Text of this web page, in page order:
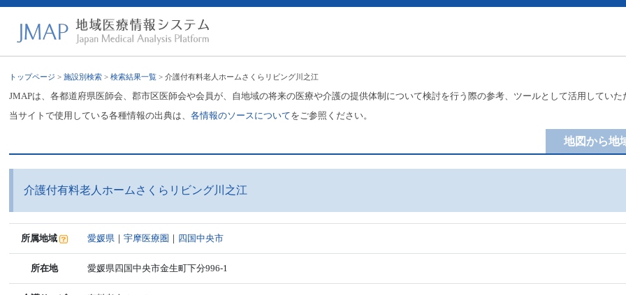
トップページ >施設別検索 >検索結果一覧 > 介護付有料老人ホームさくらリビング川之江
JMAPは、各都道府県医師会、郡市区医師会や会員が、自地域の将来の医療や介護の提供体制について検討を行う際の参考、ツールとして活用してい
当サイトで使用している各種情報の出典は、各情報のソースについてをご参照ください。
地図から地
介護付有料老人ホームさくらリビング川之江
所属地域 愛媛県 ｜宇摩医療圏 ｜ 四国中央市
所在地 愛媛県四国中央市金生町下分996-1